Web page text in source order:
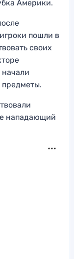
Америки.
пошли в
своих
предметы.
нападающий